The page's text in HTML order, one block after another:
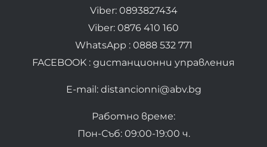
Viber: 0893827434
Viber: 0876 410 160
WhatsApp : 0888 532 771
FACEBOOK : дистанционни управления
E-mail: distancionni@abv.bg
Работно време:
Пон-Съб: 09:00-19:00 ч.